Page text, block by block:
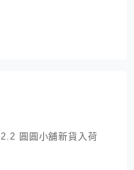
圓圓小舖新貨入荷